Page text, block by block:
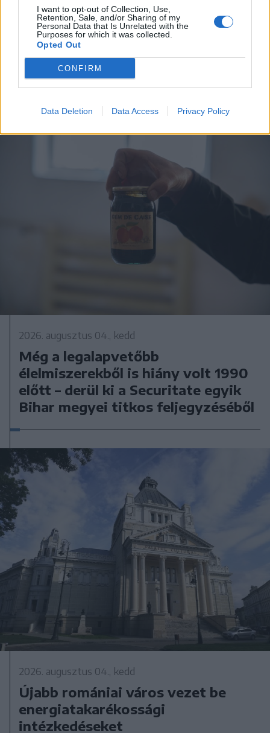
I want to opt-out of Collection, Use,
Retention, Sale, and/or Sharing of my
Personal Data that Is Unrelated with the
Purposes for which it was collected.
Opted Out
CONFIRM
Data Deletion Data Access Privacy Policy
2026. augusztus 05., szerda
Autót tört fel egy medve a
népszerű útszakaszon, ahol tavaly
már megölt egy turistát a nagyvad
2026. augusztus 04., kedd
Még a legalapvetőbb
élelmiszerekből is hiány volt 1990
előtt – derül ki a Securitate egyik
Bihar megyei titkos feljegyzéséből
2026. augusztus 04., kedd
Újabb romániai város vezet be
energiatakarékossági
intézkedéseket